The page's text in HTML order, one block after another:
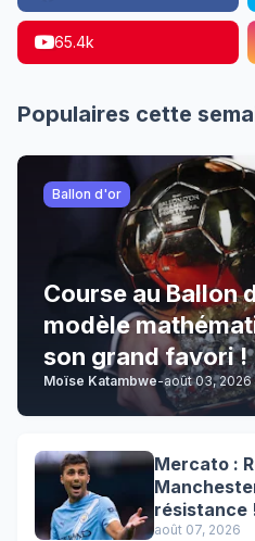
65.4k
Populaires cette
Ballon d'or
Course au Ballon
modèle
son grand favori !
Moïse Katambwe-août 03, 2026
Mercato :
résistance
août 07, 2026